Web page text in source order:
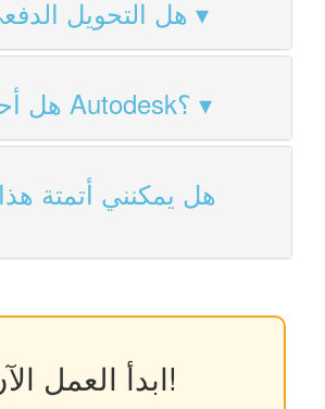
هل التحويل
هل أحتاج برنامج Autodesk؟
هل يمكنني أتمتة
ابدأ العمل الآن!